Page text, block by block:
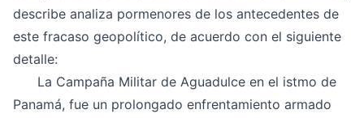
describe analiza pormenores de los antecedentes de
este fracaso geopolítico, de acuerdo con el siguiente
detalle:
La Campaña Militar de Aguadulce en el istmo de
Panamá, fue un prolongado enfrentamiento armado